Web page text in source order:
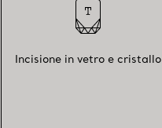
Incisione in vetro e cristallo